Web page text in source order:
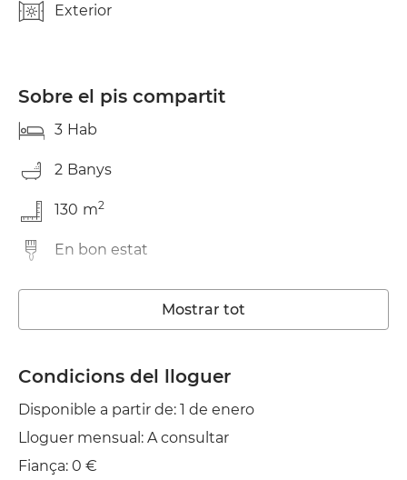
Exterior
Sobre el pis compartit
3 Hab
2 Banys
130 m2
En bon estat
Rentadora
Ascensor
Wifi
TV
Mostrar tot
Condicions del lloguer
Disponible a partir de: 1 de enero
Lloguer mensual: A consultar
Fiança: 0 €